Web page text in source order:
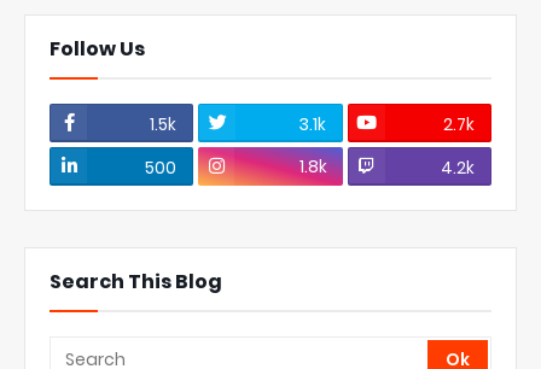
Follow Us
1.5k 3.1k
2.7k
500
1.8k 4.2k
Search This Blog